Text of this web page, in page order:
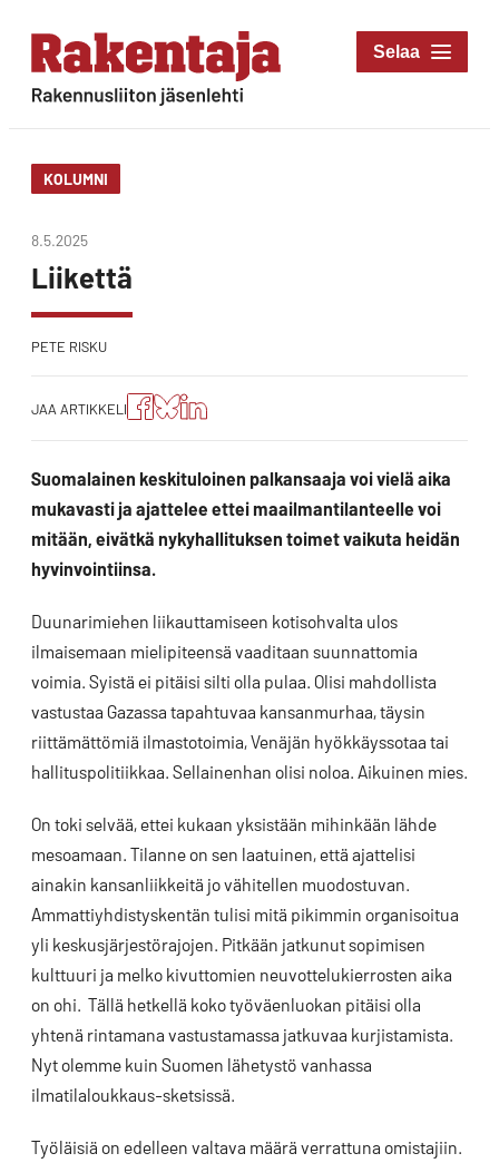
Siirry
suoraan
sisältöön
Rakentaja-lehti
KOLUMNI
8.5.2025
Liikettä
PETE RISKU
JAA ARTIKKELI
Jaa
artikkeli
Facebookissa
Jaa
artikkeli
Blueskyssa
Jako:
Jaa
artikkeli
LinkedIn:ssä
Suomalainen keskituloinen palkansaaja voi vielä aika
mukavasti ja ajattelee ettei maailmantilanteelle voi
mitään, eivätkä nykyhallituksen toimet vaikuta heidän
hyvinvointiinsa.
Duunarimiehen liikauttamiseen kotisohvalta ulos
ilmaisemaan mielipiteensä vaaditaan suunnattomia
voimia. Syistä ei pitäisi silti olla pulaa. Olisi mahdollista
vastustaa Gazassa tapahtuvaa kansanmurhaa, täysin
riittämättömiä ilmastotoimia, Venäjän hyökkäyssotaa tai
hallituspolitiikkaa. Sellainenhan olisi noloa. Aikuinen mies.
On toki selvää, ettei kukaan yksistään mihinkään lähde
mesoamaan. Tilanne on sen laatuinen, että ajattelisi
ainakin kansanliikkeitä jo vähitellen muodostuvan.
Ammattiyhdistyskentän tulisi mitä pikimmin organisoitua
yli keskusjärjestörajojen. Pitkään jatkunut sopimisen
kulttuuri ja melko kivuttomien neuvottelukierrosten aika
on ohi. Tällä hetkellä koko työväenluokan pitäisi olla
yhtenä rintamana vastustamassa jatkuvaa kurjistamista.
Nyt olemme kuin Suomen lähetystö vanhassa
ilmatilaloukkaus-sketsissä.
Työläisiä on edelleen valtava määrä verrattuna omistajiin.